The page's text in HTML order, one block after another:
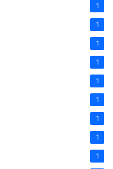
1
1
1
1
1
1
1
1
1